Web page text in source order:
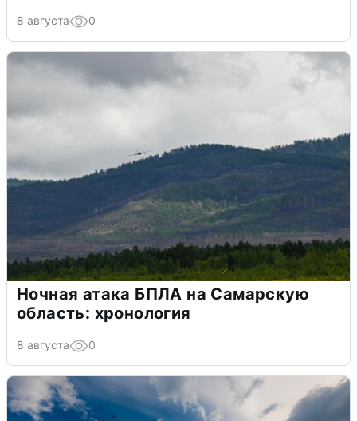
8 августа 0
Ночная атака БПЛА на Самарскую
область: хронология
8 августа 0